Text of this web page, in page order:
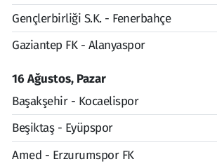
Gençlerbirliği S.K. - Fenerbahçe
Gaziantep FK - Alanyaspor
16 Ağustos, Pazar
Başakşehir - Kocaelispor
Beşiktaş - Eyüpspor
Amed - Erzurumspor FK